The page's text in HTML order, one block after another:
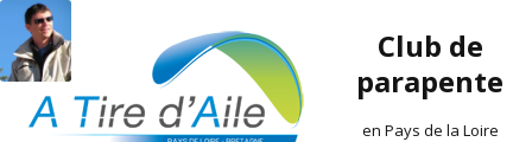
Club de
parapente
en Pays de la Loire